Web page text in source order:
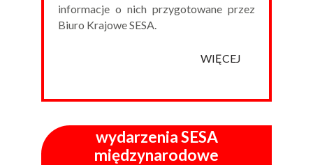
informacje o nich przygotowane przez
Biuro Krajowe SESA.
WIĘCEJ
wydarzenia SESA
międzynarodowe